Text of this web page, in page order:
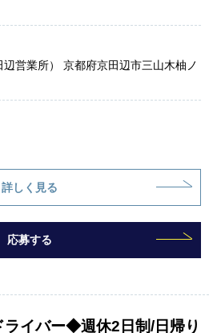
営業所） 京都府京田辺市三山木柚ノ
詳しく見る
応募する
ライバー◆週休2日制/日帰り